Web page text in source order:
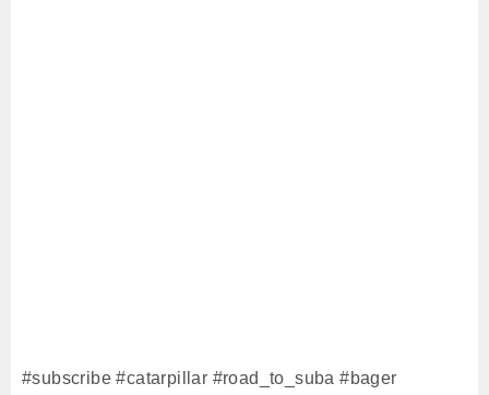
#subscribe #catarpillar #road_to_suba #bager